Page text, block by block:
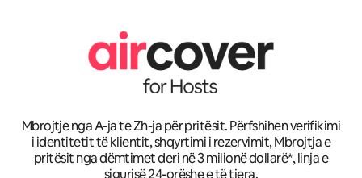
Mbrojtje nga A-ja te Zh-ja për pritësit. Përfshihen verifikimi
i identitetit të klientit, shqyrtimi i rezervimit, Mbrojtja e
pritësit nga dëmtimet deri në 3 milionë dollarë*, linja e
sigurisë 24-orëshe e të tjera.